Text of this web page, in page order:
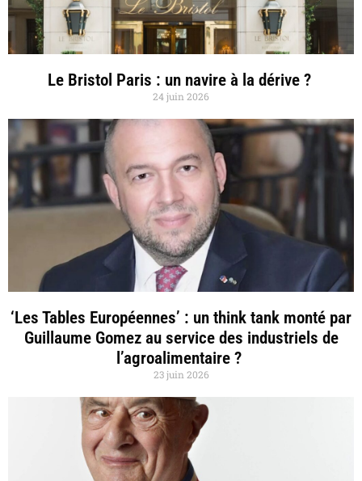
Le Bristol Paris : un navire à la dérive ?
24 juin 2026
‘Les Tables Européennes’ : un think tank monté par
Guillaume Gomez au service des industriels de
l’agroalimentaire ?
23 juin 2026